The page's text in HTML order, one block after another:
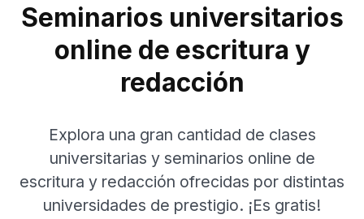
Seminarios universitarios
online de escritura y
redacción
Explora una gran cantidad de clases
universitarias y seminarios online de
escritura y redacción ofrecidas por distintas
universidades de prestigio. ¡Es gratis!